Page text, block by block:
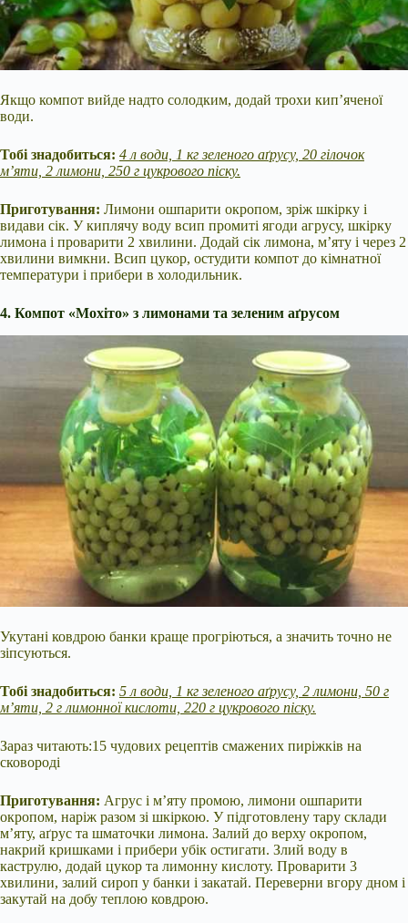
Якщо компот вийде надто солодким, додай трохи кип’яченої
води.
Тобі знадобиться: 4 л води, 1 кг зеленого аґрусу, 20 гілочок
м’яти, 2 лимони, 250 г цукрового піску.
Приготування: Лимони ошпарити окропом, зріж шкірку і
видави сік. У киплячу воду всип промиті ягоди агрусу, шкірку
лимона і проварити 2 хвилини. Додай сік лимона, м’яту і через 2
хвилини вимкни. Всип цукор, остудити компот до кімнатної
температури і прибери в холодильник.
4. Компот «Мохіто» з лимонами та зеленим аґрусом
Укутані ковдрою банки краще прогріються, а значить точно не
зіпсуються.
Тобі знадобиться: 5 л води, 1 кг зеленого аґрусу, 2 лимони, 50 г
м’яти, 2 г лимонної кислоти, 220 г цукрового піску.
Зараз читають:15 чудових рецептів смажених пиріжків на
сковороді
Приготування: Агрус і м’яту промою, лимони ошпарити
окропом, наріж разом зі шкіркою. У підготовлену тару склади
м’яту, аґрус та шматочки лимона. Залий до верху окропом,
накрий кришками і прибери убік остигати. Злий воду в
каструлю, додай цукор та лимонну кислоту. Проварити 3
хвилини, залий сироп у банки і закатай. Переверни вгору дном і
закутай на добу теплою ковдрою.